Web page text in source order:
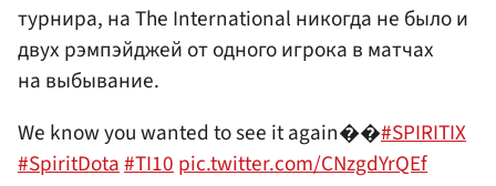
турнира, на The International никогда не было и
двух рэмпэйджей от одного игрока в матчах
на выбывание.
We know you wanted to see it again��#SPIRITIX
#SpiritDota#TI10pic.twitter.com/CNzgdYrQEf